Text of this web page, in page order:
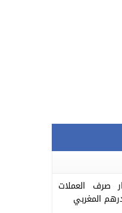
فيما يلي اسعار صرف العملات
المغربي